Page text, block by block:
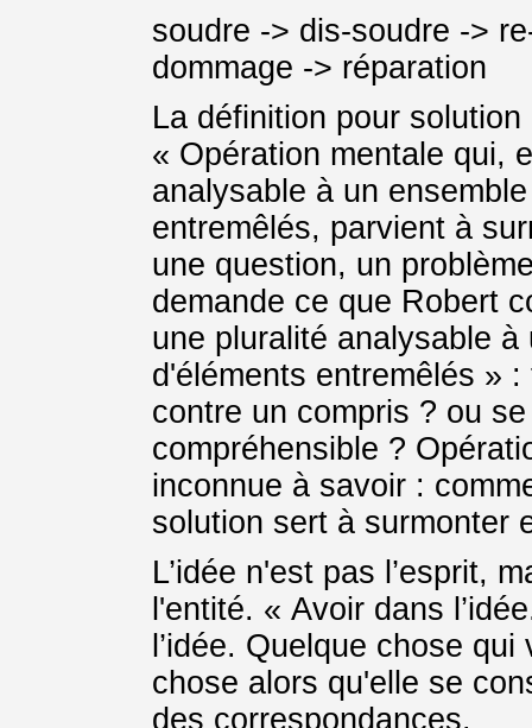
soudre -> dis-soudre ->
dommage -> réparation
La définition pour
« Opération mentale qui,
analysable à un
entremêlés, parvient à
une question, un
demande ce que Robert
une pluralité analysable
d'éléments entremêlés »
contre un compris ? ou
compréhensible ?
inconnue à savoir :
solution sert à surmonter
L’idée n'est pas l’esprit,
l'entité. « Avoir dans
l’idée. Quelque chose
chose alors qu'elle se
des correspondances.